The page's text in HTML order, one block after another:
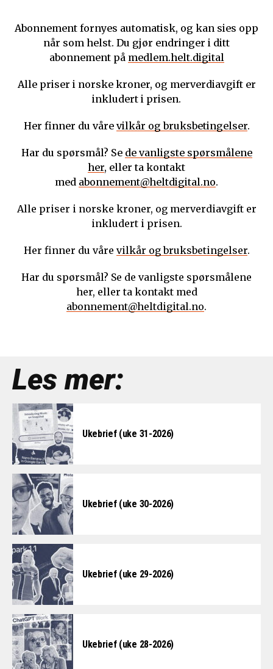
Abonnement fornyes automatisk, og kan sies opp
når som helst. Du gjør endringer i ditt
abonnement på medlem.helt.digital
Alle priser i norske kroner, og merverdiavgift er
inkludert i prisen.
Her finner du våre vilkår og bruksbetingelser.
Har du spørsmål? Se de vanligste spørsmålene
her, eller ta kontakt
med abonnement@heltdigital.no.
Alle priser i norske kroner, og merverdiavgift er
inkludert i prisen.
Her finner du våre vilkår og bruksbetingelser.
Har du spørsmål? Se de vanligste spørsmålene
her, eller ta kontakt med
abonnement@heltdigital.no.
Les mer:
Ukebrief (uke 31-2026)
Ukebrief (uke 30-2026)
Ukebrief (uke 29-2026)
Ukebrief (uke 28-2026)